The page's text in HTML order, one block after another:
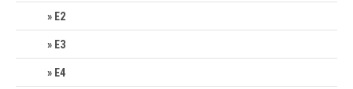
E2
E3
E4